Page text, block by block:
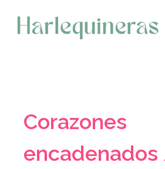
contenido
Corazones